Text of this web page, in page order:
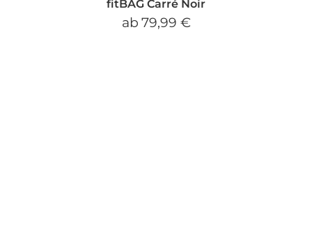
fitBAG Carré Noir
ab 79,99 €